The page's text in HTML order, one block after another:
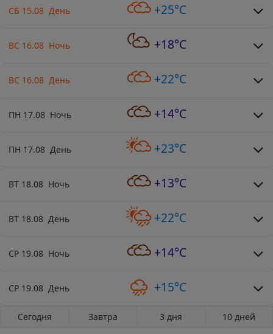
СБ 15.08 День +25°C
ВС 16.08 Ночь +18°C
ВС 16.08 День +22°C
ПН 17.08 Ночь +14°C
ПН 17.08 День +23°C
ВТ 18.08 Ночь +13°C
ВТ 18.08 День +22°C
СР 19.08 Ночь +14°C
СР 19.08 День +15°C
Сегодня Завтра 3 дня 10 дней